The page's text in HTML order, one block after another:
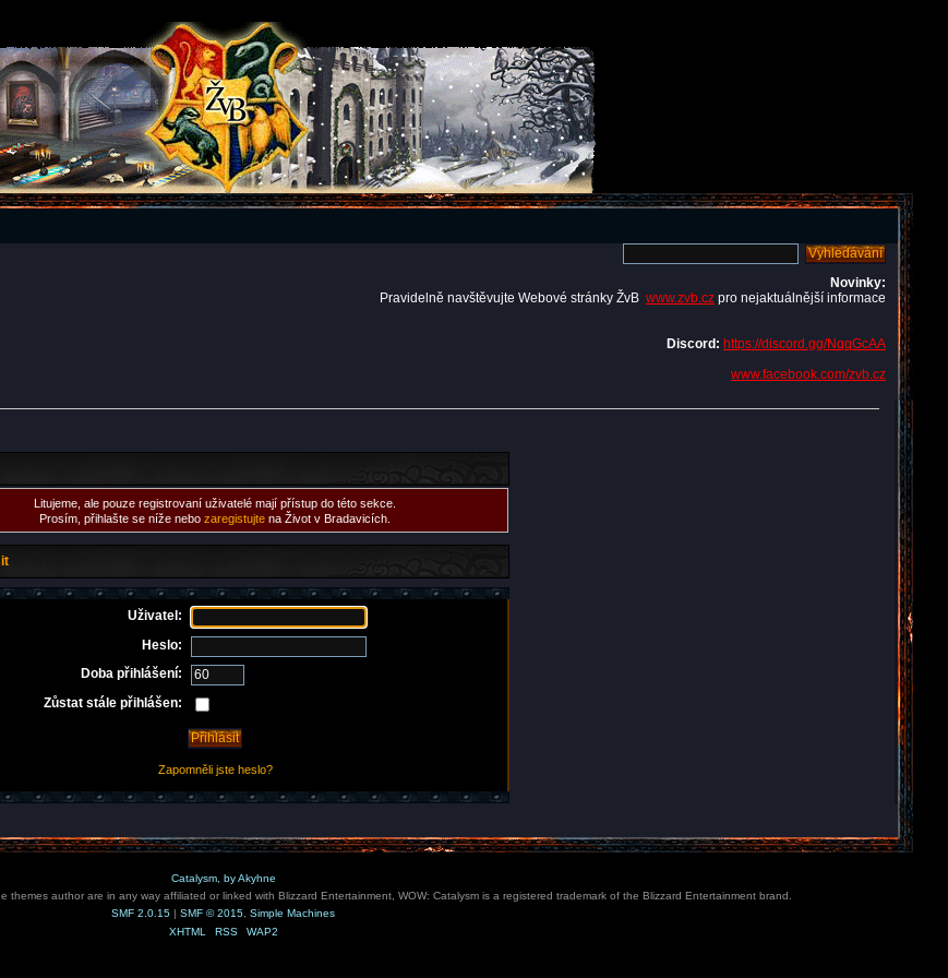
Novinky:
Pravidelně navštěvujte Webové stránky ŽvB www.zvb.cz pro nejaktuálnější informace
Discord: https://discord.gg/NqqGcAA
www.facebook.com/zvb.cz
Litujeme, ale pouze registrovaní uživatelé mají přístup do této sekce.
Prosím, přihlašte se níže nebo zaregistujte na Život v Bradavicích.
Uživatel:
Heslo:
Doba přihlášení:
Zůstat stále přihlášen:
Zapomněli jste heslo?
Catalysm, by Akyhne
author are in any way affiliated or linked with Blizzard Entertainment, WOW: Catalysm is a registered trademark of the Blizzard Entertainment brand.
SMF 2.0.15 | SMF © 2015 Simple Machines
XHTML
RSS WAP2